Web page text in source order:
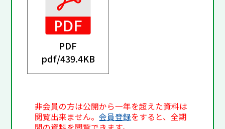
PDF
pdf/439.4KB
非会員の方は公開から一年を超えた資料は
閲覧出来ません。会員登録をすると、全期